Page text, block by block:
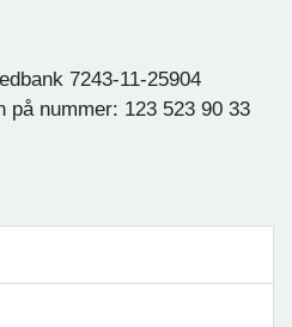
7243-11-25904
nummer: 123 523 90 33